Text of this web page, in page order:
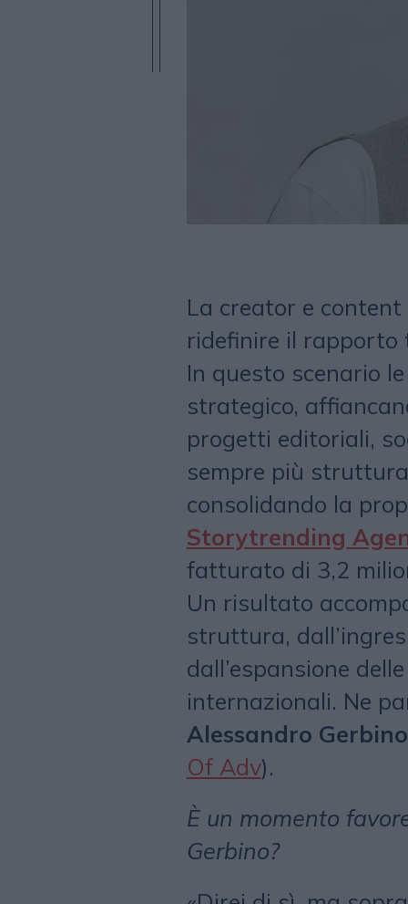
La creator e content
ridefinire il rapporto
In questo scenario
strategico,
progetti editoriali,
sempre più
consolidando la
Storytrending
fatturato di 3,2
Un risultato
struttura,
dall’espansione
internazionali. Ne
Alessandro Gerbino
Of Adv).
È un momento
Gerbino?